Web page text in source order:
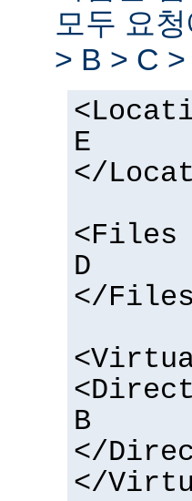
모두 요
> B > C
E
</
<Files
D
</
B
</
</